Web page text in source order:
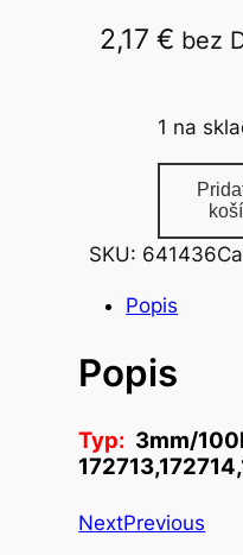
2,17€ bez
1 na
o
ž
s
v
o
a
p
i
SKU: 641436
Popis
Popis
Typ: 3mm/
NextPrevious